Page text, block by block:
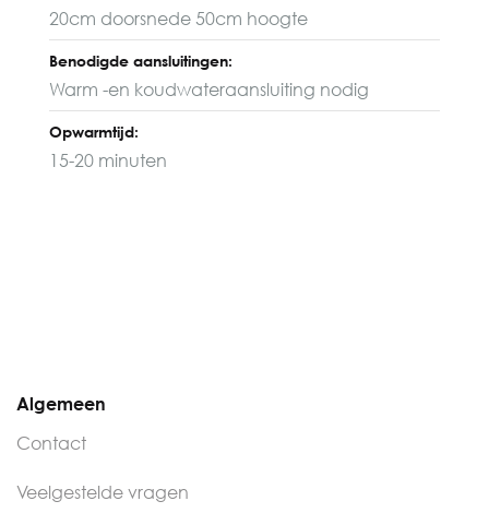
20cm doorsnede 50cm hoogte
Benodigde aansluitingen:
Warm -en koudwateraansluiting nodig
Opwarmtijd:
15-20 minuten
Algemeen
Contact
Veelgestelde vragen